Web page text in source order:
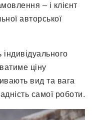
– і клієнт
авторської
ціну
вид та вага
самої роботи.